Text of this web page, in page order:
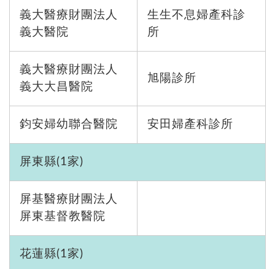
義大醫療財團法人
義大醫院
生生不息婦產科診
所
義大醫療財團法人
義大大昌醫院
旭陽診所
鈞安婦幼聯合醫院 安田婦產科診所
屏東縣(1家)
屏基醫療財團法人
屏東基督教醫院
花蓮縣(1家)